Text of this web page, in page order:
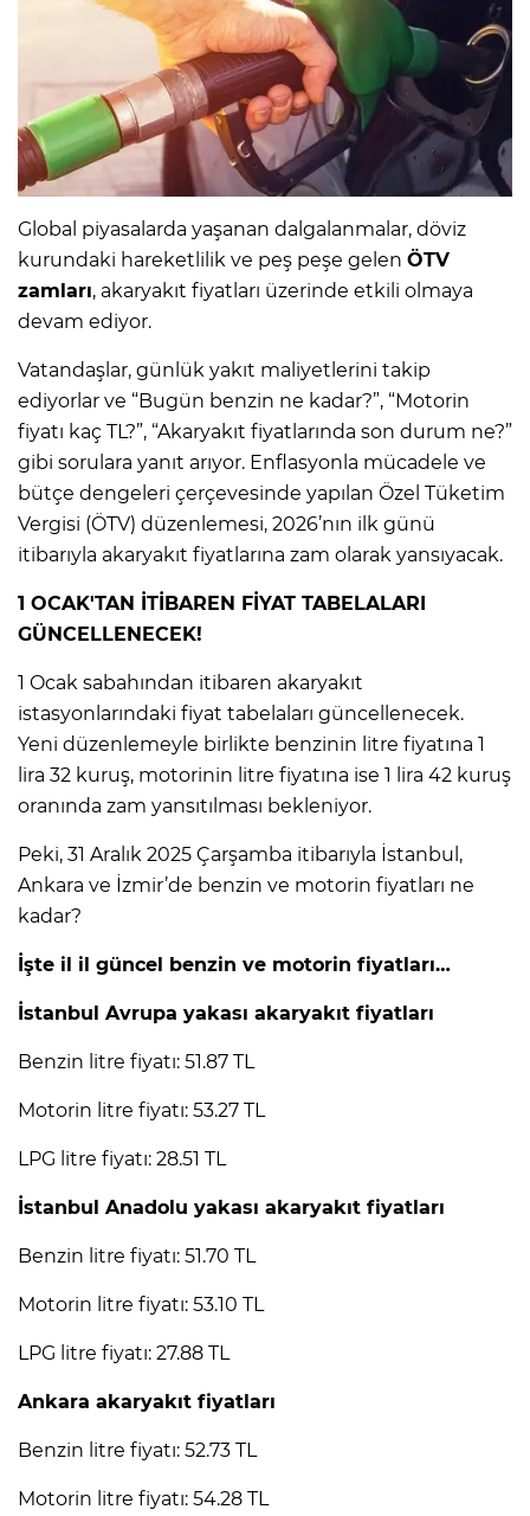
Global piyasalarda yaşanan dalgalanmalar, döviz
kurundaki hareketlilik ve peş peşe gelen ÖTV
zamları, akaryakıt fiyatları üzerinde etkili olmaya
devam ediyor.
Vatandaşlar, günlük yakıt maliyetlerini takip
ediyorlar ve “Bugün benzin ne kadar?”, “Motorin
fiyatı kaç TL?”, “Akaryakıt fiyatlarında son durum ne?”
gibi sorulara yanıt arıyor. Enflasyonla mücadele ve
bütçe dengeleri çerçevesinde yapılan Özel Tüketim
Vergisi (ÖTV) düzenlemesi, 2026’nın ilk günü
itibarıyla akaryakıt fiyatlarına zam olarak yansıyacak.
1 OCAK'TAN İTİBAREN FİYAT TABELALARI
GÜNCELLENECEK!
1 Ocak sabahından itibaren akaryakıt
istasyonlarındaki fiyat tabelaları güncellenecek.
Yeni düzenlemeyle birlikte benzinin litre fiyatına 1
lira 32 kuruş, motorinin litre fiyatına ise 1 lira 42 kuruş
oranında zam yansıtılması bekleniyor.
Peki, 31 Aralık 2025 Çarşamba itibarıyla İstanbul,
Ankara ve İzmir’de benzin ve motorin fiyatları ne
kadar?
İşte il il güncel benzin ve motorin fiyatları…
İstanbul Avrupa yakası akaryakıt fiyatları
Benzin litre fiyatı: 51.87 TL
Motorin litre fiyatı: 53.27 TL
LPG litre fiyatı: 28.51 TL
İstanbul Anadolu yakası akaryakıt fiyatları
Benzin litre fiyatı: 51.70 TL
Motorin litre fiyatı: 53.10 TL
LPG litre fiyatı: 27.88 TL
Ankara akaryakıt fiyatları
Benzin litre fiyatı: 52.73 TL
Motorin litre fiyatı: 54.28 TL